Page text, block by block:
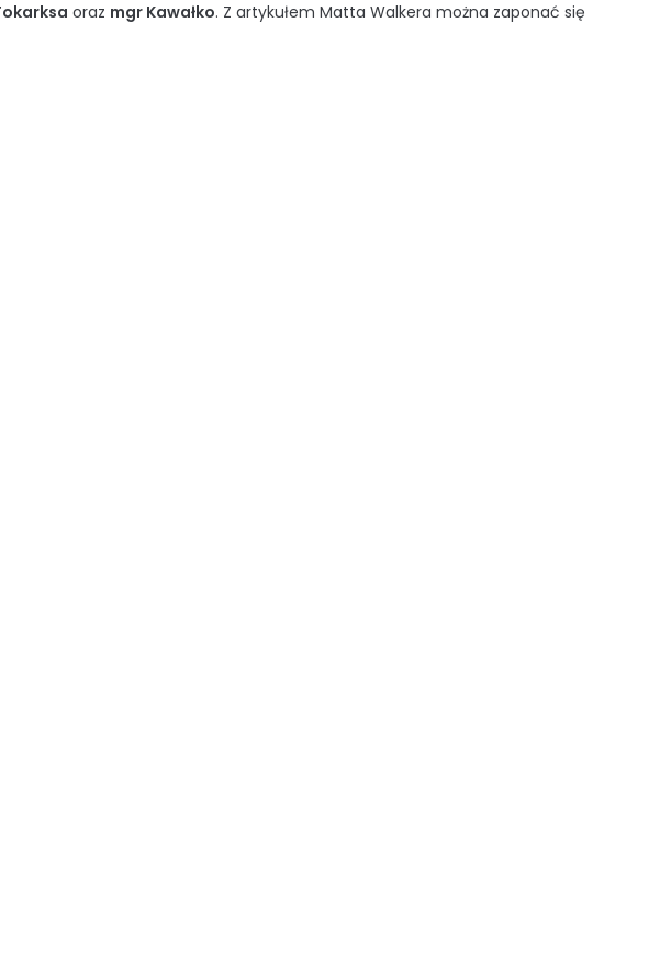
oraz mgr Kawałko. Z artykułem Matta Walkera można zaponać się